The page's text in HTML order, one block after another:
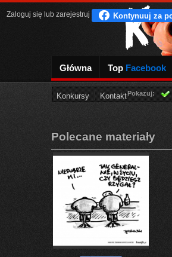
Główna Top Facebook
Konkursy Kontakt
Zaloguj się lub zarejestruj
Pokazuj:
Polecane materiały